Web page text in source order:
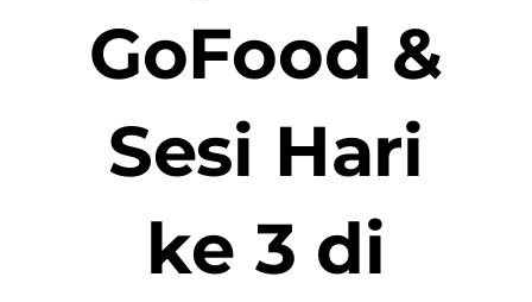
GoFood &
Sesi Hari
ke 3 di